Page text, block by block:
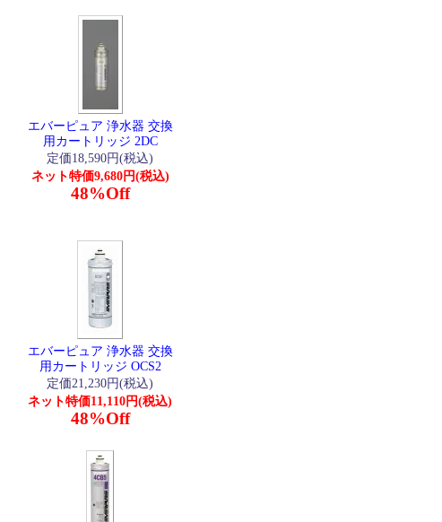
エバーピュア 浄水器 交換
用カートリッジ 2DC
定価18,590円(税込)
ネット特価9,680円(税込)
48%Off
エバーピュア 浄水器 交換
用カートリッジ OCS2
定価21,230円(税込)
ネット特価11,110円(税込)
48%Off